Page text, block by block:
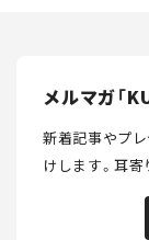
メルマガ「
新着記事やプ
けします。耳寄